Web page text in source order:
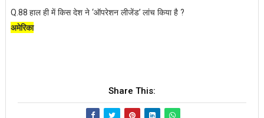
Q.88 हाल ही में किस देश ने ‘ऑपरेशन लीजेंड’ लांच किया है ?
अमेरिका
Share This: